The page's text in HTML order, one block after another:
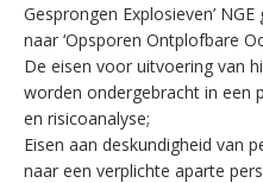
Gesprongen Explosieven’
naar ‘Opsporen Ontplofbare
De eisen voor uitvoering van
worden ondergebracht in een
en risicoanalyse;
Eisen aan deskundigheid van
naar een verplichte aparte